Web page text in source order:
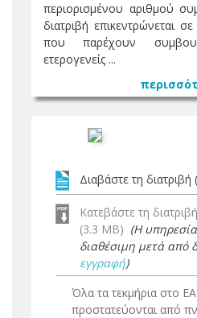
περιορισμένου αριθμού
διατριβή επικεντρώνεται
που παρέχουν
ετερογενείς ...
Διαβάστε τη διατριβή
Κατεβάστε τη
(3.3 MB) (Η υπηρεσία
διαθέσιμη μετά από
εγγραφή)
Όλα τα τεκμήρια στο
προστατεύονται από